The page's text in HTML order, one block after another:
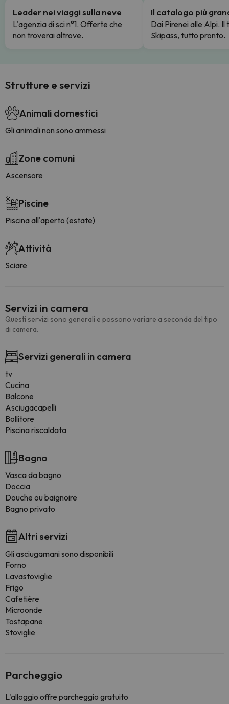
Leader nei viaggi sulla neve
L'agenzia di sci n°1. Offerte che
non troverai altrove.
Il catalogo più
Dai Pirenei alle Alpi. Il
Skipass, tutto pronto.
Strutture e servizi
Animali domestici
Gli animali non sono ammessi
Zone comuni
Ascensore
Piscine
Piscina all'aperto (estate)
Attività
Sciare
Servizi in camera
Questi servizi sono generali e possono variare a seconda del tipo
di camera.
Servizi generali in camera
tv
Cucina
Balcone
Asciugacapelli
Bollitore
Piscina riscaldata
Bagno
Vasca da bagno
Doccia
Douche ou baignoire
Bagno privato
Altri servizi
Gli asciugamani sono disponibili
Forno
Lavastoviglie
Frigo
Cafetière
Microonde
Tostapane
Stoviglie
Parcheggio
L'alloggio offre parcheggio gratuito